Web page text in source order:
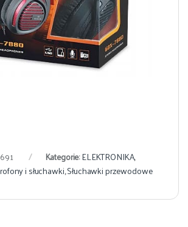
Kategorie:ELEKTRONIKA,
i słuchawki,Słuchawki przewodowe